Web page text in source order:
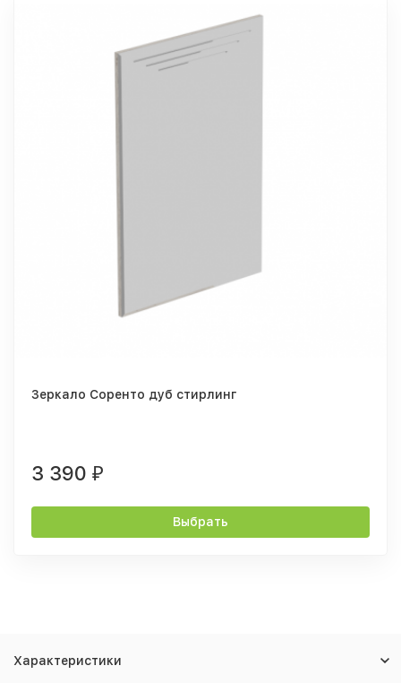
Зеркало Соренто дуб стирлинг
3 390 ₽
Выбрать
Характеристики